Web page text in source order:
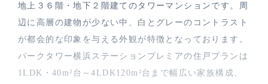
地上３６階・地下２階建てのタワーマンションです。周
辺に高層の建物が少ない中、白とグレーのコントラスト
が都会的な印象を与える外観が特徴となっております。
パークタワー横浜ステーションプレミアの住戸プランは
1LDK・40m²台～4LDK120m²台まで幅広い家族構成、